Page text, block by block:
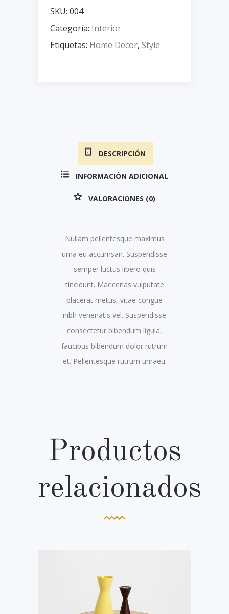
SKU: 004
Categoría: Interior
Etiquetas: Home Decor, Style
DESCRIPCIÓN
INFORMACIÓN ADICIONAL
VALORACIONES (0)
Nullam pellentesque maximus
urna eu accumsan. Suspendisse
semper luctus libero quis
tincidunt. Maecenas vulputate
placerat metus, vitae congue
nibh venenatis vel. Suspendisse
consectetur bibendum ligula,
faucibus bibendum dolor rutrum
et. Pellentesque rutrum urnaeu.
Productos
relacionados